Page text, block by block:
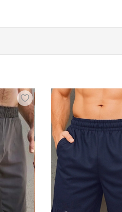
экипировки,
оптимальный микроклимат
важно при динамичных и
В наличии представлены
Чтобы изучить полный